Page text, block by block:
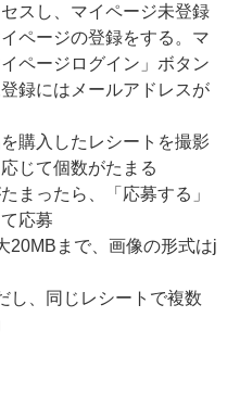
スし、マイページ未登録
ページの登録をする。マ
ページログイン」ボタン
録にはメールアドレスが
購入したレシートを撮影
じて個数がたまる
まったら、「応募する」
応募
20MBまで、画像の形式はj
し、同じレシートで複数